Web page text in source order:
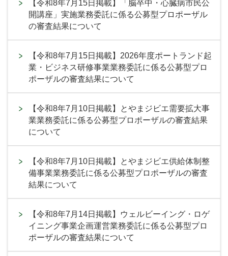
【令和8年7月15日掲載】「脳卒中・心臓病市民公
開講座」実施業務委託に係る公募型プロポーザル
の審査結果について
【令和8年7月15日掲載】2026年度ポートランド起
業・ビジネス研修事業業務委託に係る公募型プロ
ポーザルの審査結果について
【令和8年7月10日掲載】とやまジビエ需要拡大事
業業務委託に係る公募型プロポーザルの審査結果
について
【令和8年7月10日掲載】とやまジビエ供給体制整
備事業業務委託に係る公募型プロポーザルの審査
結果について
【令和8年7月14日掲載】ウェルビーイング・ロゲ
イニング事業企画運営業務委託に係る公募型プロ
ポーザルの審査結果について